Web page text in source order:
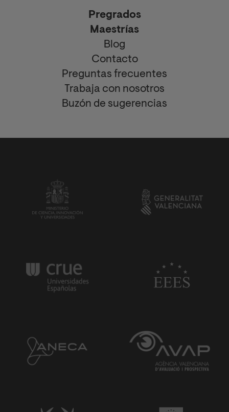
Pregrados
Maestrías
Blog
Contacto
Preguntas frecuentes
Trabaja con nosotros
Buzón de sugerencias